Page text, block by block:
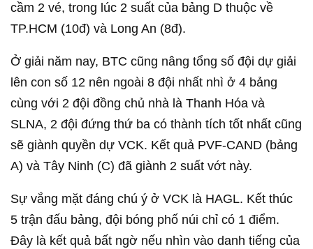
cầm 2 vé, trong lúc 2 suất của bảng D thuộc về
TP.HCM (10đ) và Long An (8đ).
Ở giải năm nay, BTC cũng nâng tổng số đội dự giải
lên con số 12 nên ngoài 8 đội nhất nhì ở 4 bảng
cùng với 2 đội đồng chủ nhà là Thanh Hóa và
SLNA, 2 đội đứng thứ ba có thành tích tốt nhất cũng
sẽ giành quyền dự VCK. Kết quả PVF-CAND (bảng
A) và Tây Ninh (C) đã giành 2 suất vớt này.
Sự vắng mặt đáng chú ý ở VCK là HAGL. Kết thúc
5 trận đấu bảng, đội bóng phố núi chỉ có 1 điểm.
Đây là kết quả bất ngờ nếu nhìn vào danh tiếng của